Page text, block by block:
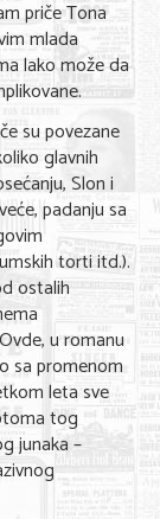
priče Tona
mlada
lako može da
su povezane
glavnih
Slon i
padanju sa
torti itd.).
ostalih
u romanu
sa promenom
leta sve
tog
junaka –